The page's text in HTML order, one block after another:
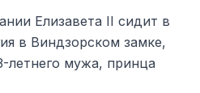
Елизавета II сидит в
в Виндзорском замке,
летнего мужа, принца